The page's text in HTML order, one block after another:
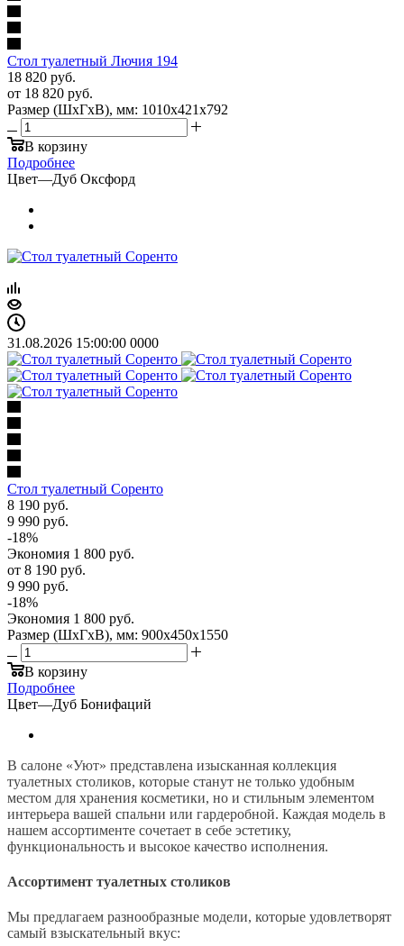
Стол туалетный Лючия 194
18 820 руб.
от 18 820 руб.
Размер (ШхГхВ), мм: 1010х421х792
В корзину
Подробнее
Цвет—Дуб Оксфорд
31.08.2026 15:00:00 0000
Стол туалетный Соренто
8 190 руб.
9 990 руб.
-18%
Экономия 1 800 руб.
от 8 190 руб.
9 990 руб.
-18%
Экономия 1 800 руб.
Размер (ШхГхВ), мм: 900х450х1550
В корзину
Подробнее
Цвет—Дуб Бонифаций
В салоне «Уют» представлена изысканная коллекция
туалетных столиков, которые станут не только удобным
местом для хранения косметики, но и стильным элементом
интерьера вашей спальни или гардеробной. Каждая модель в
нашем ассортименте сочетает в себе эстетику,
функциональность и высокое качество исполнения.
Ассортимент туалетных столиков
Мы предлагаем разнообразные модели, которые удовлетворят
самый взыскательный вкус: